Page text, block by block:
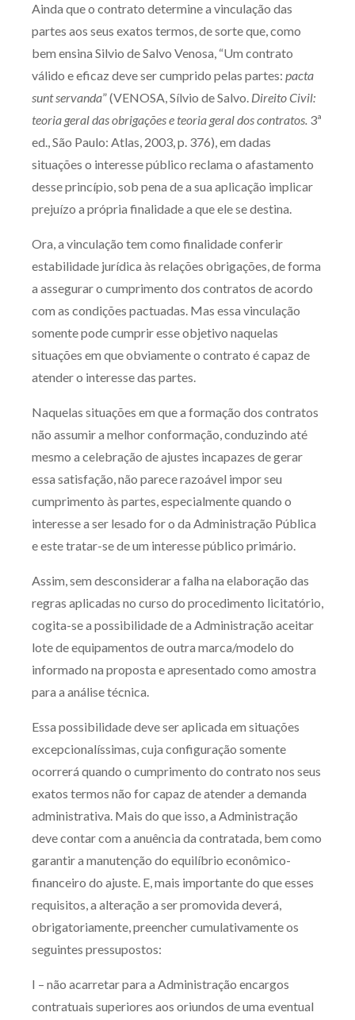
Ainda que o contrato determine a vinculação das
partes aos seus exatos termos, de sorte que, como
bem ensina Silvio de Salvo Venosa, “Um contrato
válido e eficaz deve ser cumprido pelas partes: pacta
sunt servanda” (VENOSA, Sílvio de Salvo. Direito Civil:
teoria geral das obrigações e teoria geral dos contratos. 3ª
ed., São Paulo: Atlas, 2003, p. 376), em dadas
situações o interesse público reclama o afastamento
desse princípio, sob pena de a sua aplicação implicar
prejuízo a própria finalidade a que ele se destina.
Ora, a vinculação tem como finalidade conferir
estabilidade jurídica às relações obrigações, de forma
a assegurar o cumprimento dos contratos de acordo
com as condições pactuadas. Mas essa vinculação
somente pode cumprir esse objetivo naquelas
situações em que obviamente o contrato é capaz de
atender o interesse das partes.
Naquelas situações em que a formação dos contratos
não assumir a melhor conformação, conduzindo até
mesmo a celebração de ajustes incapazes de gerar
essa satisfação, não parece razoável impor seu
cumprimento às partes, especialmente quando o
interesse a ser lesado for o da Administração Pública
e este tratar-se de um interesse público primário.
Assim, sem desconsiderar a falha na elaboração das
regras aplicadas no curso do procedimento licitatório,
cogita-se a possibilidade de a Administração aceitar
lote de equipamentos de outra marca/modelo do
informado na proposta e apresentado como amostra
para a análise técnica.
Essa possibilidade deve ser aplicada em situações
excepcionalíssimas, cuja configuração somente
ocorrerá quando o cumprimento do contrato nos seus
exatos termos não for capaz de atender a demanda
administrativa. Mais do que isso, a Administração
deve contar com a anuência da contratada, bem como
garantir a manutenção do equilíbrio econômico-
financeiro do ajuste. E, mais importante do que esses
requisitos, a alteração a ser promovida deverá,
obrigatoriamente, preencher cumulativamente os
seguintes pressupostos:
I – não acarretar para a Administração encargos
contratuais superiores aos oriundos de uma eventual